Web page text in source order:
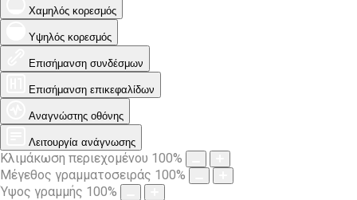
Χαμηλός κορεσμός
Υψηλός κορεσμός
Επισήμανση συνδέσμων
Επισήμανση επικεφαλίδων
Αναγνώστης οθόνης
Λειτουργία ανάγνωσης
Κλιμάκωση περιεχομένου 100%
Μέγεθος γραμματοσειράς 100%
Ύψος γραμμής 100%